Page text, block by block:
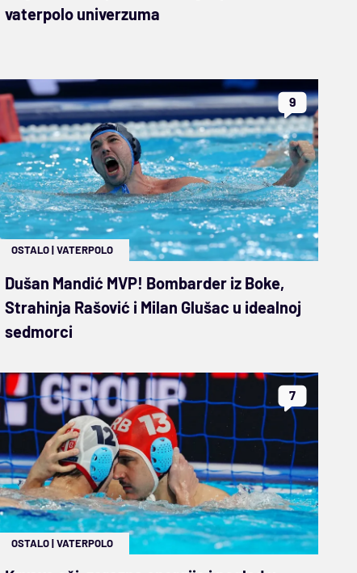
vaterpolo univerzuma
9
OSTALO|VATERPOLO
Dušan Mandić MVP! Bombarder iz Boke,
Strahinja Rašović i Milan Glušac u idealnoj
sedmorci
7
OSTALO|VATERPOLO